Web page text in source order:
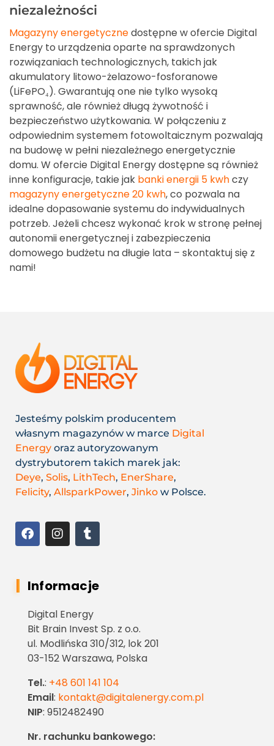
niezależności
Magazyny energetycznedostępne w ofercie Digital
Energy to urządzenia oparte na sprawdzonych
rozwiązaniach technologicznych, takich jak
akumulatory litowo-żelazowo-fosforanowe
(LiFePO₄). Gwarantują one nie tylko wysoką
sprawność, ale również długą żywotność i
bezpieczeństwo użytkowania. W połączeniu z
odpowiednim systemem fotowoltaicznym pozwalają
na budowę w pełni niezależnego energetycznie
domu. W ofercie Digital Energy dostępne są również
inne konfiguracje, takie jak banki energii 5 kwhczy
magazyny energetyczne 20 kwh, co pozwala na
idealne dopasowanie systemu do indywidualnych
potrzeb. Jeżeli chcesz wykonać krok w stronę pełnej
autonomii energetycznej i zabezpieczenia
domowego budżetu na długie lata – skontaktuj się z
nami!
Jesteśmy polskim producentem
własnym magazynów w marce Digital
Energy oraz autoryzowanym
dystrybutorem takich marek jak:
Deye, Solis, LithTech, EnerShare,
Felicity, AllsparkPower, Jinko w Polsce.
Informacje
Digital Energy
Bit Brain Invest Sp. z o.o.
ul. Modlińska 310/312, lok 201
03-152 Warszawa, Polska
Tel.: +48 601 141 104
Email: kontakt@digitalenergy.com.pl
NIP: 9512482490
Nr. rachunku bankowego: